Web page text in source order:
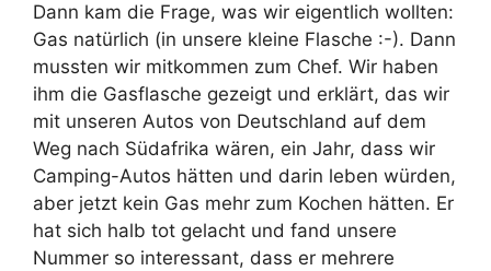
Dann kam die Frage, was wir eigentlich wollten:
Gas natürlich (in unsere kleine Flasche :-). Dann
mussten wir mitkommen zum Chef. Wir haben
ihm die Gasflasche gezeigt und erklärt, das wir
mit unseren Autos von Deutschland auf dem
Weg nach Südafrika wären, ein Jahr, dass wir
Camping-Autos hätten und darin leben würden,
aber jetzt kein Gas mehr zum Kochen hätten. Er
hat sich halb tot gelacht und fand unsere
Nummer so interessant, dass er mehrere